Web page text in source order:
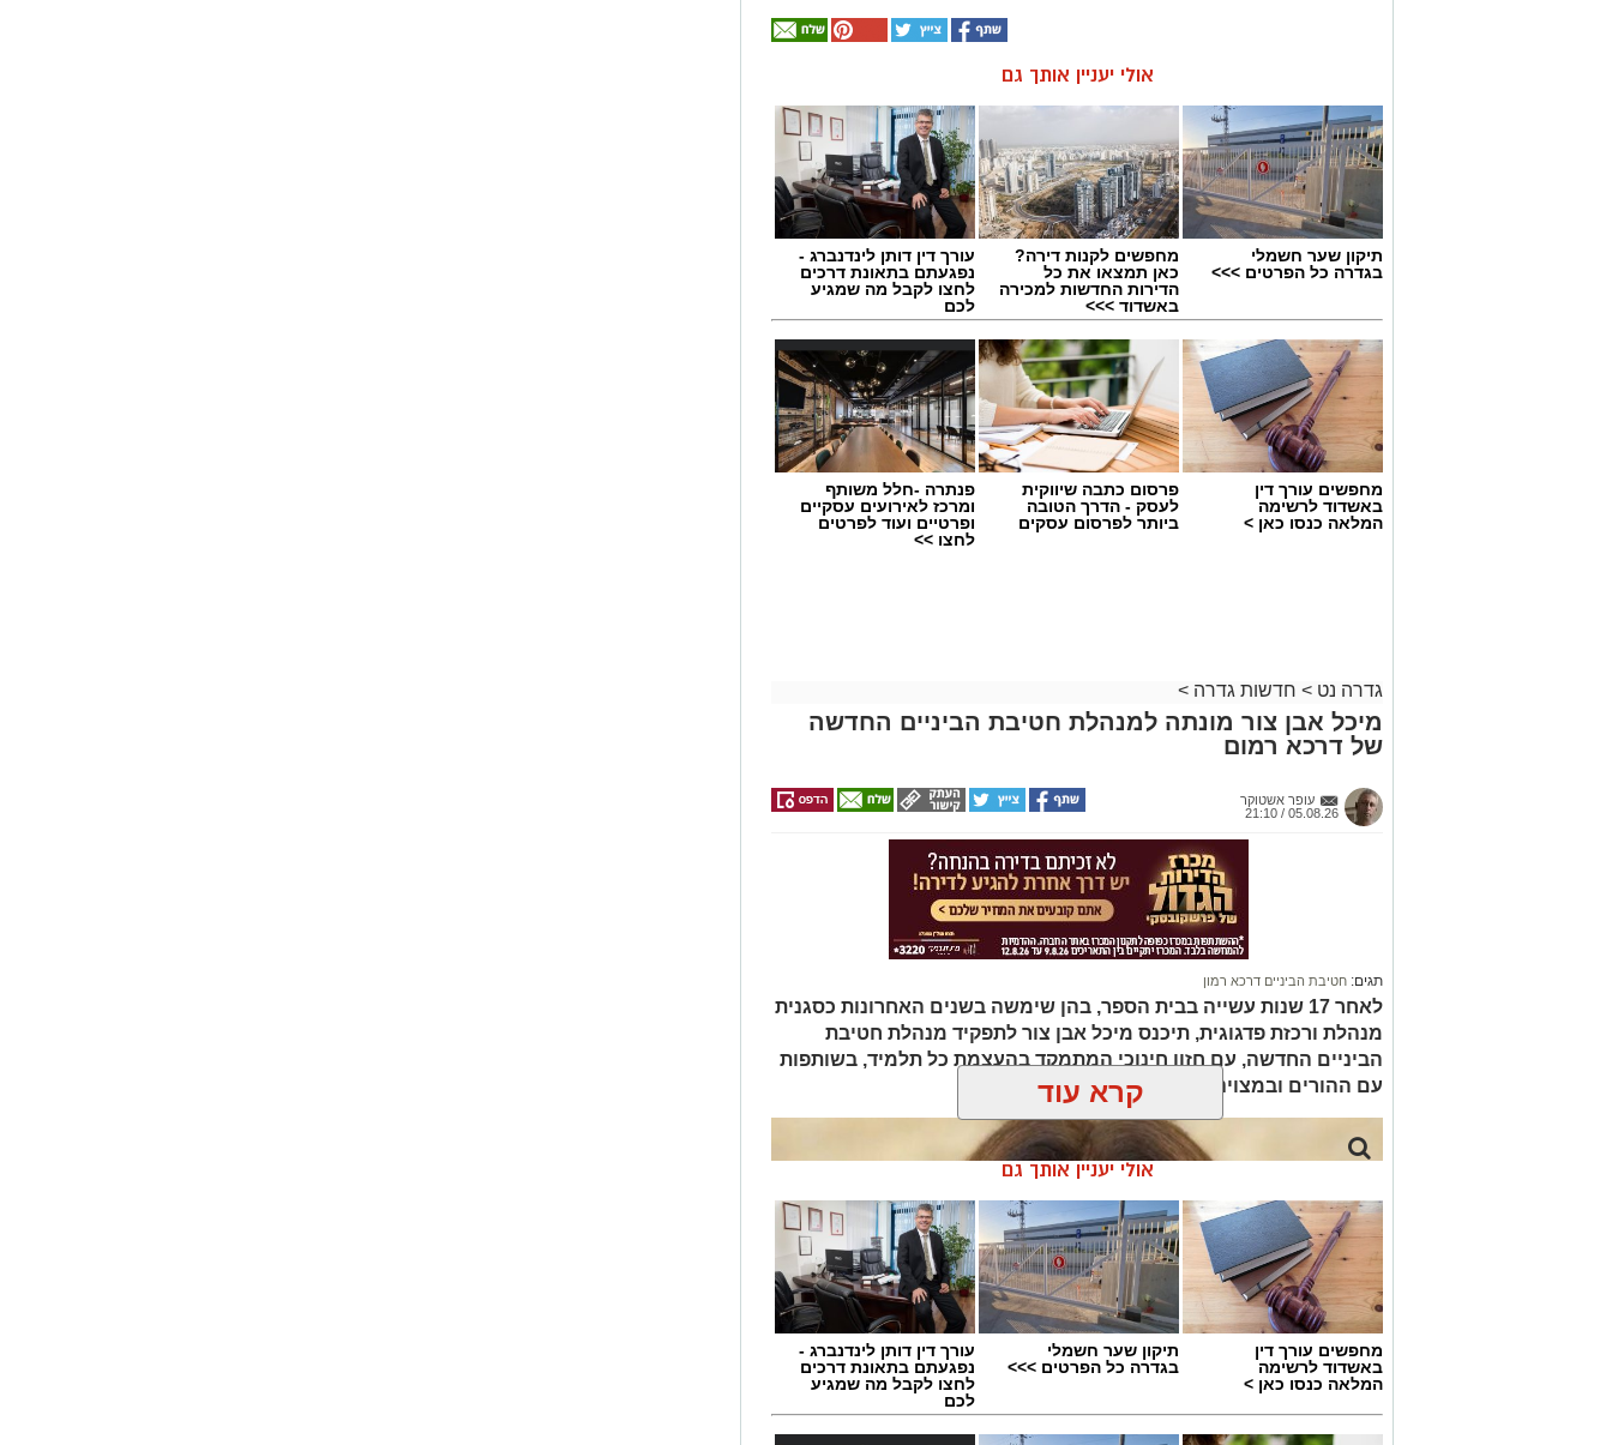
אולי יעניין אותך גם
תיקון שער חשמלי
בגדרה כל הפרטים >>>
מחפשים לקנות דירה?
כאן תמצאו את כל
הדירות החדשות למכירה
באשדוד >>>
עורך דין דותן לינדנברג -
נפגעתם בתאונת דרכים
לחצו לקבל מה שמגיע
לכם
מחפשים עורך דין
באשדוד לרשימה
המלאה כנסו כאן >
פרסום כתבה שיווקית
לעסק - הדרך הטובה
ביותר לפרסום עסקים
פנתרה -חלל משותף
ומרכז לאירועים עסקיים
ופרטיים ועוד לפרטים
לחצו >>
גדרה נט > חדשות גדרה >
מיכל אבן צור מונתה למנהלת חטיבת הביניים החדשה
של דרכא רמום
עופר אשטוקר
05.08.26 / 21:10
תגים: חטיבת הביניים דרכא רמון
לאחר 17 שנות עשייה בבית הספר, בהן שימשה בשנים האחרונות כסגנית
מנהלת ורכזת פדגוגית, תיכנס מיכל אבן צור לתפקיד מנהלת חטיבת
הביניים החדשה, עם חזון חינוכי המתמקד בהעצמת כל תלמיד, בשותפות
עם ההורים ובמצוינות
קרא עוד
אולי יעניין אותך גם
מחפשים עורך דין
באשדוד לרשימה
המלאה כנסו כאן >
תיקון שער חשמלי
בגדרה כל הפרטים >>>
עורך דין דותן לינדנברג -
נפגעתם בתאונת דרכים
לחצו לקבל מה שמגיע
לכם